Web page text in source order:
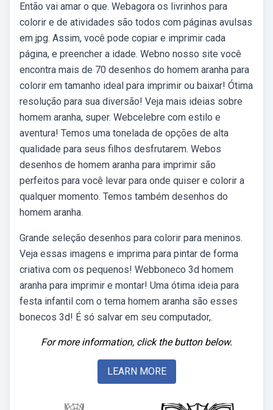
Então vai amar o que. Webagora os livrinhos para
colorir e de atividades são todos com páginas avulsas
em jpg. Assim, você pode copiar e imprimir cada
página, e preencher a idade. Webno nosso site você
encontra mais de 70 desenhos do homem aranha para
colorir em tamanho ideal para imprimir ou baixar! Ótima
resolução para sua diversão! Veja mais ideias sobre
homem aranha, super. Webcelebre com estilo e
aventura! Temos uma tonelada de opções de alta
qualidade para seus filhos desfrutarem. Webos
desenhos de homem aranha para imprimir são
perfeitos para você levar para onde quiser e colorir a
qualquer momento. Temos também desenhos do
homem aranha.
Grande seleção desenhos para colorir para meninos.
Veja essas imagens e imprima para pintar de forma
criativa com os pequenos! Webboneco 3d homem
aranha para imprimir e montar! Uma ótima ideia para
festa infantil com o tema homem aranha são esses
bonecos 3d! É só salvar em seu computador,.
For more information, click the button below.
LEARN MORE